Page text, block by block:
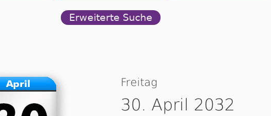
Erweiterte Suche
Freitag
30. April 2032